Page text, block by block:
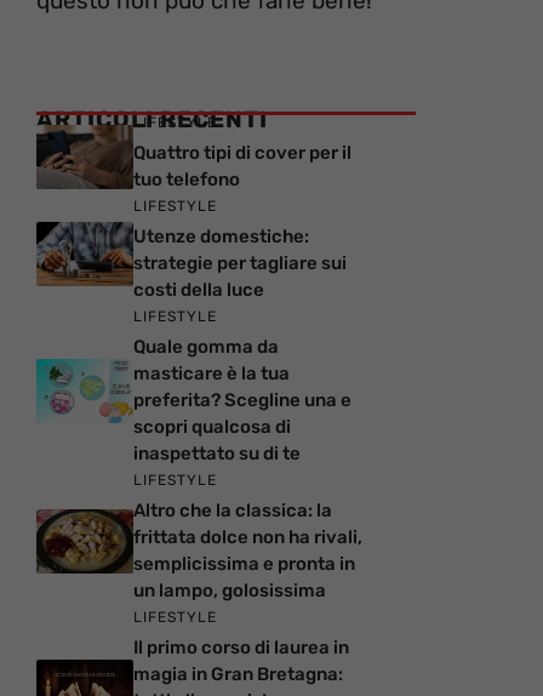
ARTICOLI RECENTI
LIFESTYLE
Quattro tipi di cover per il
tuo telefono
LIFESTYLE
Utenze domestiche:
strategie per tagliare sui
costi della luce
LIFESTYLE
Quale gomma da
masticare è la tua
preferita? Scegline una e
scopri qualcosa di
inaspettato su di te
LIFESTYLE
Altro che la classica: la
frittata dolce non ha rivali,
semplicissima e pronta in
un lampo, golosissima
LIFESTYLE
Il primo corso di laurea in
magia in Gran Bretagna: